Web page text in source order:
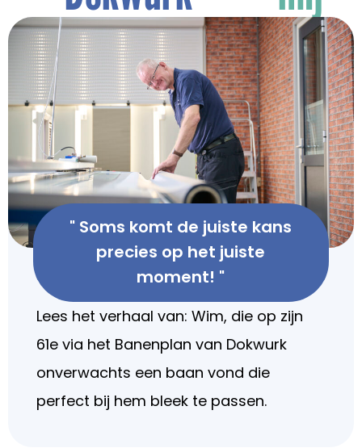
" Soms komt de juiste kans
precies op het juiste
moment! "
Lees het verhaal van: Wim, die op zijn
61e via het Banenplan van Dokwurk
onverwachts een baan vond die
perfect bij hem bleek te passen.